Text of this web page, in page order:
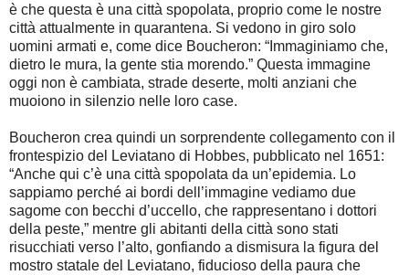
è che questa è una città spopolata, proprio come le nostre
città attualmente in quarantena. Si vedono in giro solo
uomini armati e, come dice Boucheron: “Immaginiamo che,
dietro le mura, la gente stia morendo.” Questa immagine
oggi non è cambiata, strade deserte, molti anziani che
muoiono in silenzio nelle loro case.
Boucheron crea quindi un sorprendente collegamento con il
frontespizio del Leviatano di Hobbes, pubblicato nel 1651:
“Anche qui c’è una città spopolata da un’epidemia. Lo
sappiamo perché ai bordi dell’immagine vediamo due
sagome con becchi d’uccello, che rappresentano i dottori
della peste,” mentre gli abitanti della città sono stati
risucchiati verso l’alto, gonfiando a dismisura la figura del
mostro statale del Leviatano, fiducioso della paura che